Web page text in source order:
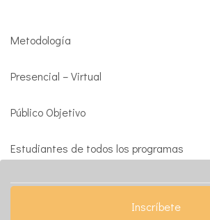
Metodología
Presencial – Virtual
Público Objetivo
Estudiantes de todos los programas
Inscríbete